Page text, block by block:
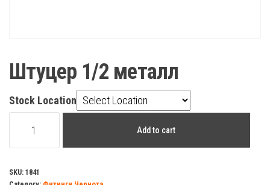
Штуцер 1/2 металл
Stock Location
quantity
Add to cart
SKU: 1841